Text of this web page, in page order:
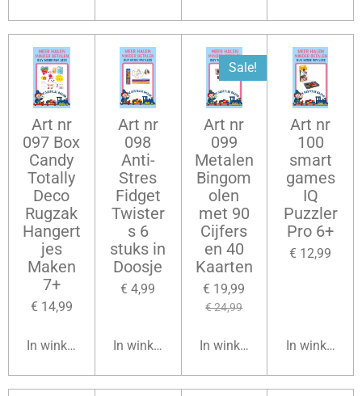
Art nr
097 Box
Candy
Totally
Deco
Rugzak
Hangert
jes
Maken
7+
€ 14,99
In winkelwagen
Art nr
098
Anti-
Stres
Fidget
Twister
s 6
stuks in
Doosje
€ 4,99
In winkelwagen
Sale!
Art nr
099
Metalen
Bingom
olen
met 90
Cijfers
en 40
Kaarten
€ 19,99
€ 24,99
In winkelwagen
Art nr
100
smart
games
IQ
Puzzler
Pro 6+
€ 12,99
In